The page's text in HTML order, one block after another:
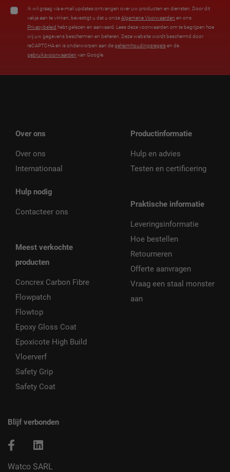
Ik wil graag via e-mail updates ontvangen over uw producten en diensten. Door dit
vakje aan te vinken, bevestigt u dat u onzeAlgemene Voorwaarden en ons
Privacybeleid hebt gelezen en aanvaard. Lees deze voorwaarden om te begrijpen hoe
wij uw gegevens beschermen en beheren. Deze website wordt beschermd door
reCAPTCHA en is onderworpen aan degeheimhoudingsregelsen de
gebruiksvoorwaarden van Google.
Over ons
Over ons
Internationaal
Hulp nodig
Contacteer ons
Meest verkochte
producten
Concrex Carbon Fibre
Flowpatch
Flowtop
Epoxy Gloss Coat
Epoxicote High Build
Vloerverf
Safety Grip
Safety Coat
Productinformatie
Hulp en advies
Testen en certificering
Praktische informatie
Leveringsinformatie
Hoe bestellen
Retourneren
Offerte aanvragen
Vraag een staal monster
aan
Blijf verbonden
Watco SARL